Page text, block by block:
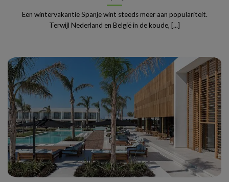
Een wintervakantie Spanje wint steeds meer aan populariteit.
Terwijl Nederland en België in de koude, [...]